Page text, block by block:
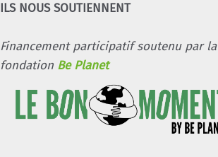
ILS NOUS SOUTIENNENT
Financement participatif soutenu par la
fondation Be Planet